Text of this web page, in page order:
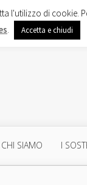
CHI SIAMO I
l'utilizzo di
. Accetta e chiudi